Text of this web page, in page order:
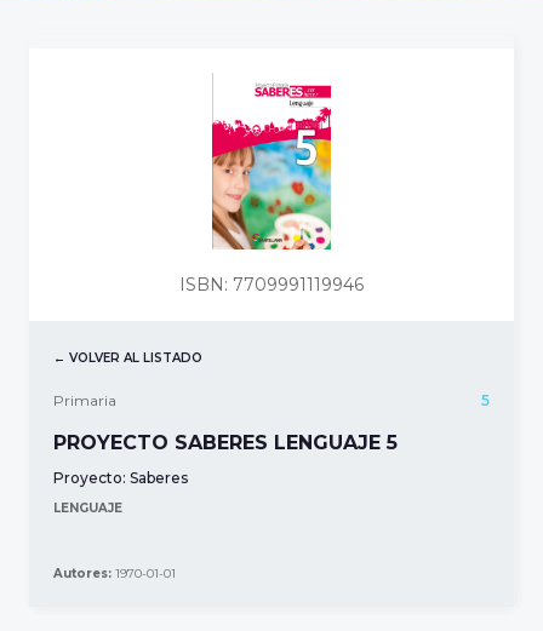
← VOLVER AL LISTADO
Primaria 5
PROYECTO SABERES LENGUAJE 5
Proyecto: Saberes
LENGUAJE
Autores: 1970-01-01
ISBN: 7709991119946